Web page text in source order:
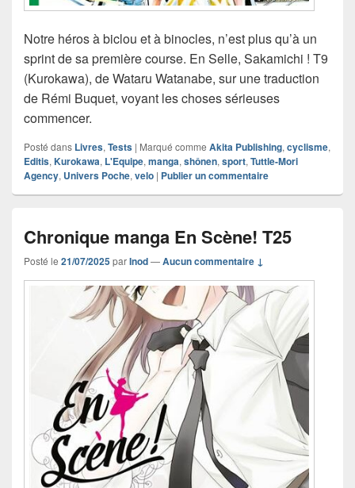
Notre héros à biclou et à binocles, n’est plus qu’à un
sprint de sa première course. En Selle, Sakamichi ! T9
(Kurokawa), de Wataru Watanabe, sur une traduction
de Rémi Buquet, voyant les choses sérieuses
commencer.
Posté dans Livres, Tests | Marqué comme Akita Publishing, cyclisme,
Editis, Kurokawa, L'Equipe, manga, shônen, sport, Tuttle-Mori
Agency, Univers Poche, velo | Publier un commentaire
Chronique manga En Scène! T25
Posté le 21/07/2025parInod—Aucun commentaire ↓